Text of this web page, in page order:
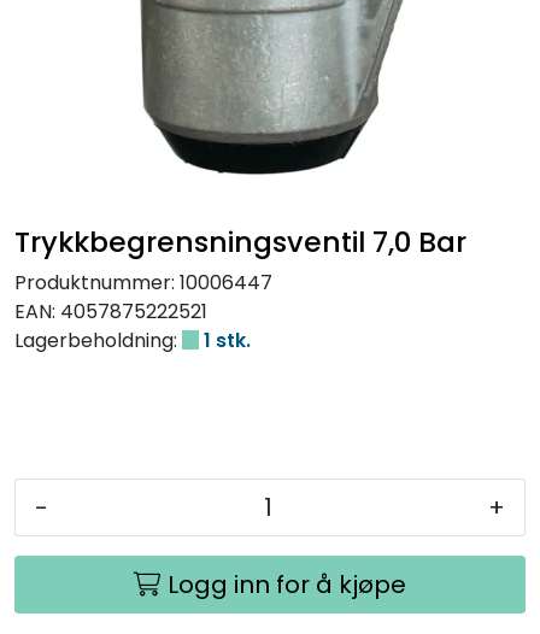
Trykkbegrensningsventil 7,0 Bar
Produktnummer: 10006447
EAN: 4057875222521
Lagerbeholdning:
1 stk.
- +
Logg inn for å kjøpe